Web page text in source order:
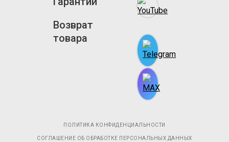
Возврат
товара
ПОЛИТИКА КОНФИДЕНЦИАЛЬНОСТИ
СОГЛАШЕНИЕ ОБ ОБРАБОТКЕ ПЕРСОНАЛЬНЫХ ДАННЫХ